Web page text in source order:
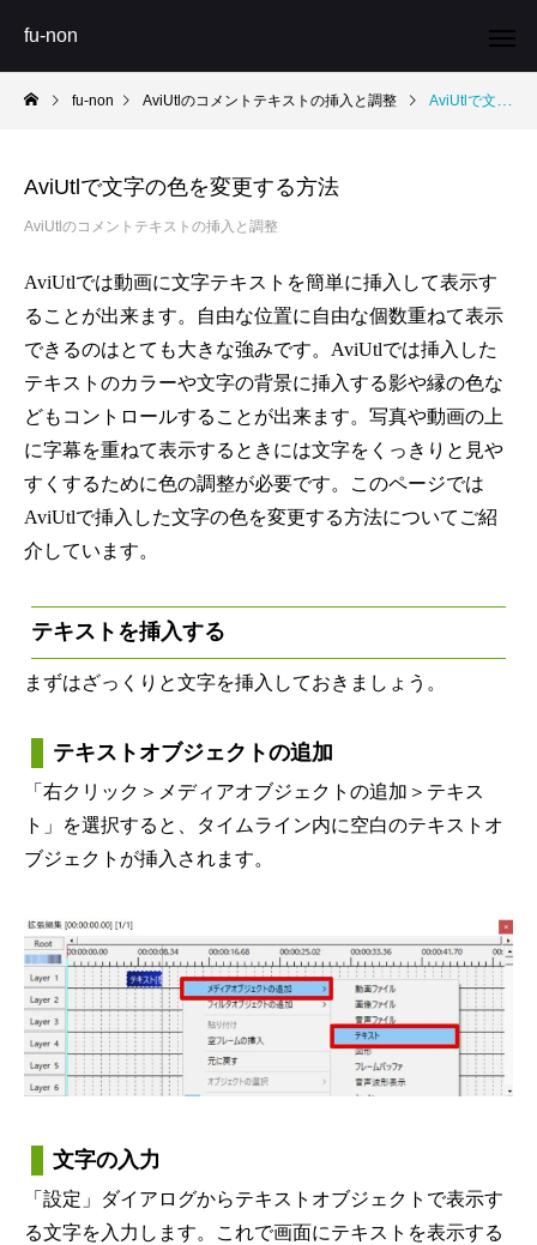
fu-non
fu-non AviUtlのコメントテキストの挿入と調整 AviUtlで文字の色を変更する方法
AviUtlで文字の色を変更する方法
AviUtlのコメントテキストの挿入と調整
AviUtlでは動画に文字テキストを簡単に挿入して表示す
ることが出来ます。自由な位置に自由な個数重ねて表示
できるのはとても大きな強みです。AviUtlでは挿入した
テキストのカラーや文字の背景に挿入する影や縁の色な
どもコントロールすることが出来ます。写真や動画の上
に字幕を重ねて表示するときには文字をくっきりと見や
すくするために色の調整が必要です。このページでは
AviUtlで挿入した文字の色を変更する方法についてご紹
介しています。
テキストを挿入する
まずはざっくりと文字を挿入しておきましょう。
テキストオブジェクトの追加
「右クリック＞メディアオブジェクトの追加＞テキス
ト」を選択すると、タイムライン内に空白のテキストオ
ブジェクトが挿入されます。
文字の入力
「設定」ダイアログからテキストオブジェクトで表示す
る文字を入力します。これで画面にテキストを表示する